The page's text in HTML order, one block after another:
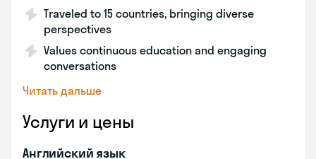
Traveled to 15 countries, bringing diverse
perspectives
Values continuous education and engaging
conversations
Читать дальше
Услуги и цены
Английский язык